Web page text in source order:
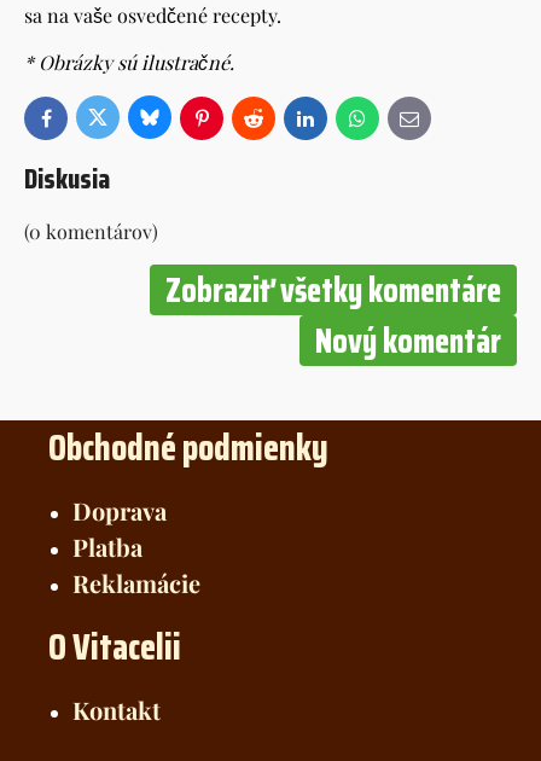
sa na vaše osvedčené recepty.
* Obrázky sú ilustračné.
FacebookTwitterBlueskyPinterestReddit LinkedInWhatsApp
E-
mail
Diskusia
(0 komentárov)
Zobraziť všetky komentáre
Nový komentár
Obchodné podmienky
Doprava
Platba
Reklamácie
O Vitacelii
Kontakt